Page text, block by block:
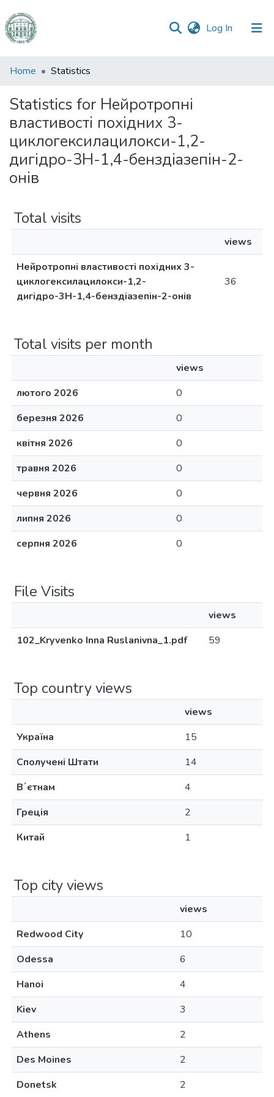
Log In (current)
Communities
Collections
All of DSpace
Home Statistics
Statistics for Нейротропні
властивості похідних 3-
циклогексилацилокси-1,2-
дигідро-3Н-1,4-бенздіазепін-2-
онів
Total visits
views
Нейротропні властивості похідних 3-
циклогексилацилокси-1,2-
дигідро-3Н-1,4-бенздіазепін-2-онів
36
Total visits per month
views
лютого 2026
0
березня 2026
0
квітня 2026
0
травня 2026
0
червня 2026
0
липня 2026
0
серпня 2026
0
File Visits
views
102_Kryvenko Inna Ruslanivna_1.pdf
59
Top country views
views
Україна
15
Сполучені Штати
14
Вʼєтнам
4
Греція
2
Китай
1
Top city views
views
Redwood City
10
Odessa
6
Hanoi
4
Kiev
3
Athens
2
Des Moines
2
Donetsk
2